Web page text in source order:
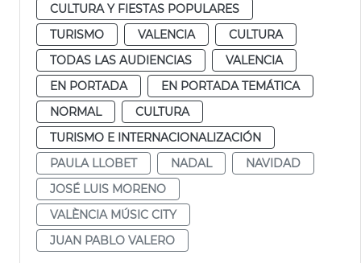
CULTURA Y FIESTAS POPULARES
TURISMO
VALENCIA
CULTURA
TODAS LAS AUDIENCIAS
VALENCIA
EN PORTADA
EN PORTADA TEMÁTICA
NORMAL
CULTURA
TURISMO E INTERNACIONALIZACIÓN
PAULA LLOBET
NADAL
NAVIDAD
JOSÉ LUIS MORENO
VALÈNCIA MÚSIC CITY
JUAN PABLO VALERO